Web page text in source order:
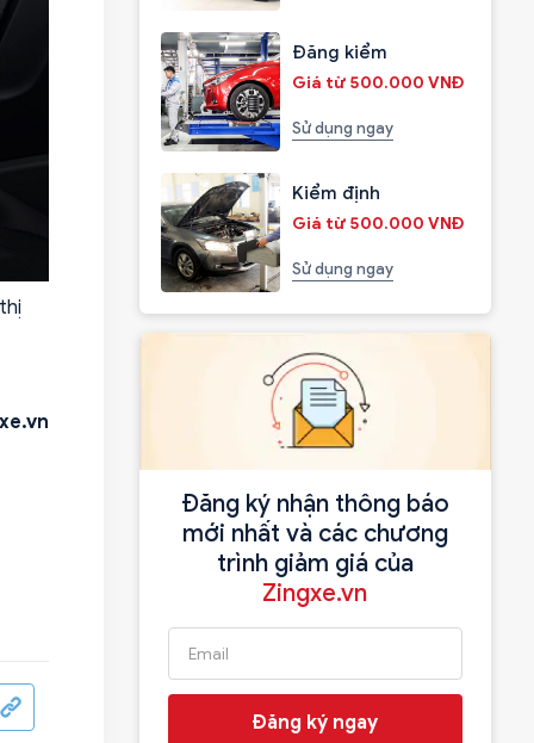
Đăng kiểm
Giá từ 500.000 VNĐ
Sử dụng ngay
Kiểm định
Giá từ 500.000 VNĐ
Sử dụng ngay
Đăng ký nhận thông báo
mới nhất và các chương
trình giảm giá của
Zingxe.vn
Đăng ký ngay